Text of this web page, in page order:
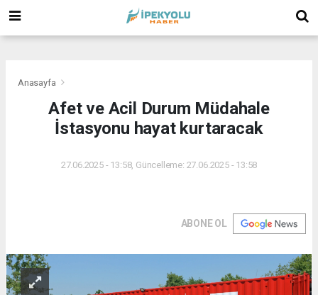
Anasayfa
Afet ve Acil Durum Müdahale
İstasyonu hayat kurtaracak
27.06.2025 - 13:58, Güncelleme: 27.06.2025 - 13:58
ABONE OL